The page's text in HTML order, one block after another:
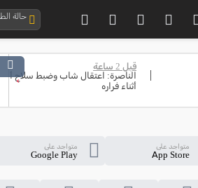
حالة
قبل 2 ساعة
الناصرة: اعتقال شاب وضبط سلاح
أثناء فراره
›
متواجد على
App Store
متواجد على
Google Play